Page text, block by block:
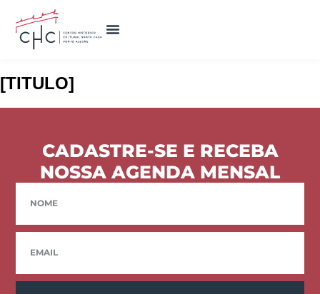
[TITULO]
CADASTRE-SE E RECEBA
NOSSA AGENDA MENSAL